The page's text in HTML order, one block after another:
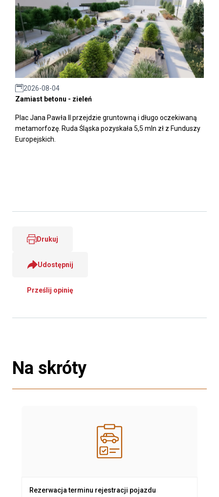
2026-08-04
Zamiast betonu - zieleń
Plac Jana Pawła II przejdzie gruntowną i długo oczekiwaną
metamorfozę. Ruda Śląska pozyskała 5,5 mln zł z Funduszy
Europejskich.
Drukuj
Udostępnij
Prześlij opinię
Na skróty
Rezerwacja terminu rejestracji pojazdu